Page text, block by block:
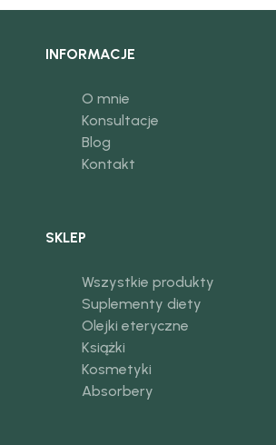
INFORMACJE
O mnie
Konsultacje
Blog
Kontakt
SKLEP
Wszystkie produkty
Suplementy diety
Olejki eteryczne
Książki
Kosmetyki
Absorbery